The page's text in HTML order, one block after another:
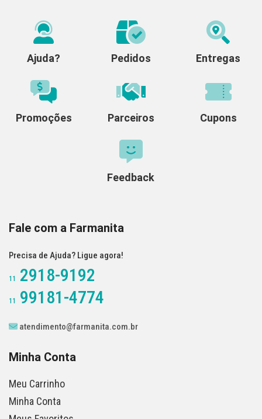
Ajuda? Pedidos Entregas
Promoções Parceiros Cupons
Feedback
Fale com a Farmanita
Precisa de Ajuda? Ligue agora!
11 2918-9192
11 99181-4774
atendimento@farmanita.com.br
Minha Conta
Meu Carrinho
Minha Conta